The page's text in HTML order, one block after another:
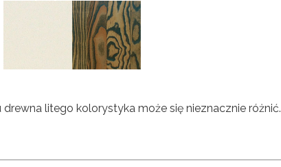
litego kolorystyka może się nieznacznie różnić.